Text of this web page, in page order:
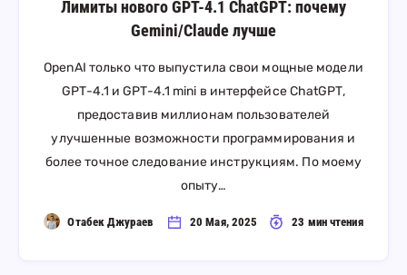
Лимиты нового GPT-4.1 ChatGPT: почему
Gemini/Claude лучше
OpenAI только что выпустила свои мощные модели
GPT-4.1 и GPT-4.1 mini в интерфейсе ChatGPT,
предоставив миллионам пользователей
улучшенные возможности программирования и
более точное следование инструкциям. По моему
опыту…
Отабек Джураев 20 Мая, 2025 23 мин чтения